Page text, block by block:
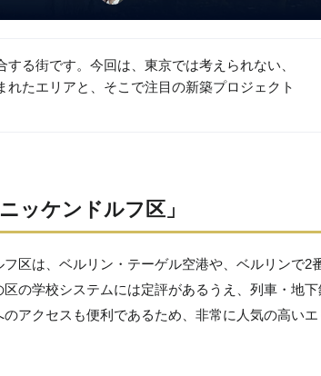
る街です。今回は、東京では考えられない、
たエリアと、そこで注目の新築プロジェクト
ッケンドルフ区」
区は、ベルリン・テーゲル空港や、ベルリンで2
の学校システムには定評があるうえ、列車・地下
アクセスも便利であるため、非常に人気の高いエ